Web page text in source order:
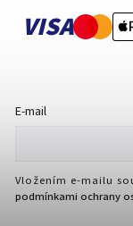
VISA
E-mail
Vložením e-mailu
podmínkami ochrany